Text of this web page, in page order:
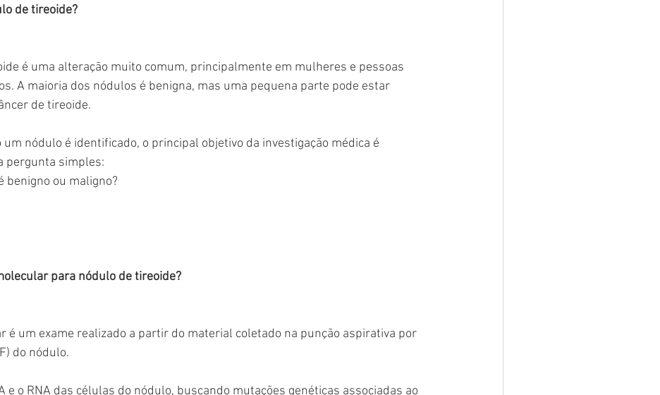
de tireoide?
é uma alteração muito comum, principalmente em mulheres e pessoas
A maioria dos nódulos é benigna, mas uma pequena parte pode estar
de tireoide.
um nódulo é identificado, o principal objetivo da investigação médica é
pergunta simples:
benigno ou maligno?
para nódulo de tireoide?
é um exame realizado a partir do material coletado na punção aspirativa por
do nódulo.
e o RNA das células do nódulo, buscando mutações genéticas associadas ao